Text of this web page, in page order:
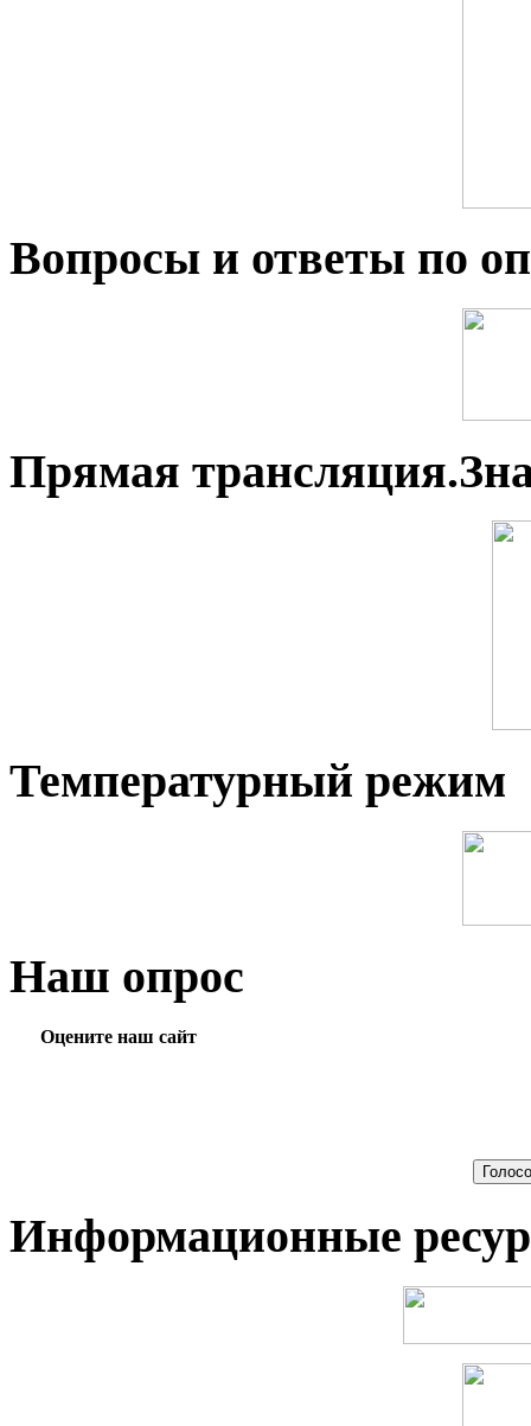
Вопросы и ответы по
Прямая
Температурный режим
Наш опрос
Оцените наш сайт
Информационные